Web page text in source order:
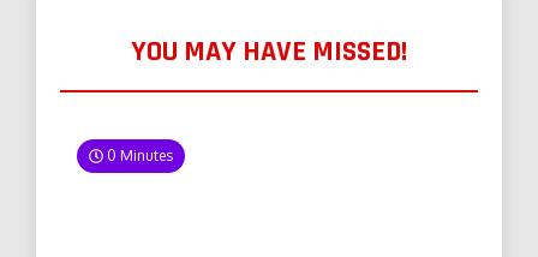
YOU MAY HAVE MISSED!
0 Minutes